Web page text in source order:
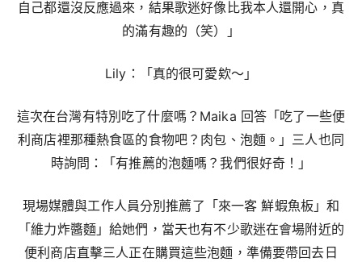
自己都還沒反應過來，結果歌迷好像比我本人還開心，真
的滿有趣的（笑）」
Lily：「真的很可愛欸～」
這次在台灣有特別吃了什麼嗎？Maika 回答「吃了一些便
利商店裡那種熱食區的食物吧？肉包、泡麵。」三人也同
時詢問：「有推薦的泡麵嗎？我們很好奇！」
現場媒體與工作人員分別推薦了「來一客 鮮蝦魚板」和
「維力炸醬麵」給她們，當天也有不少歌迷在會場附近的
便利商店直擊三人正在購買這些泡麵，準備要帶回去日